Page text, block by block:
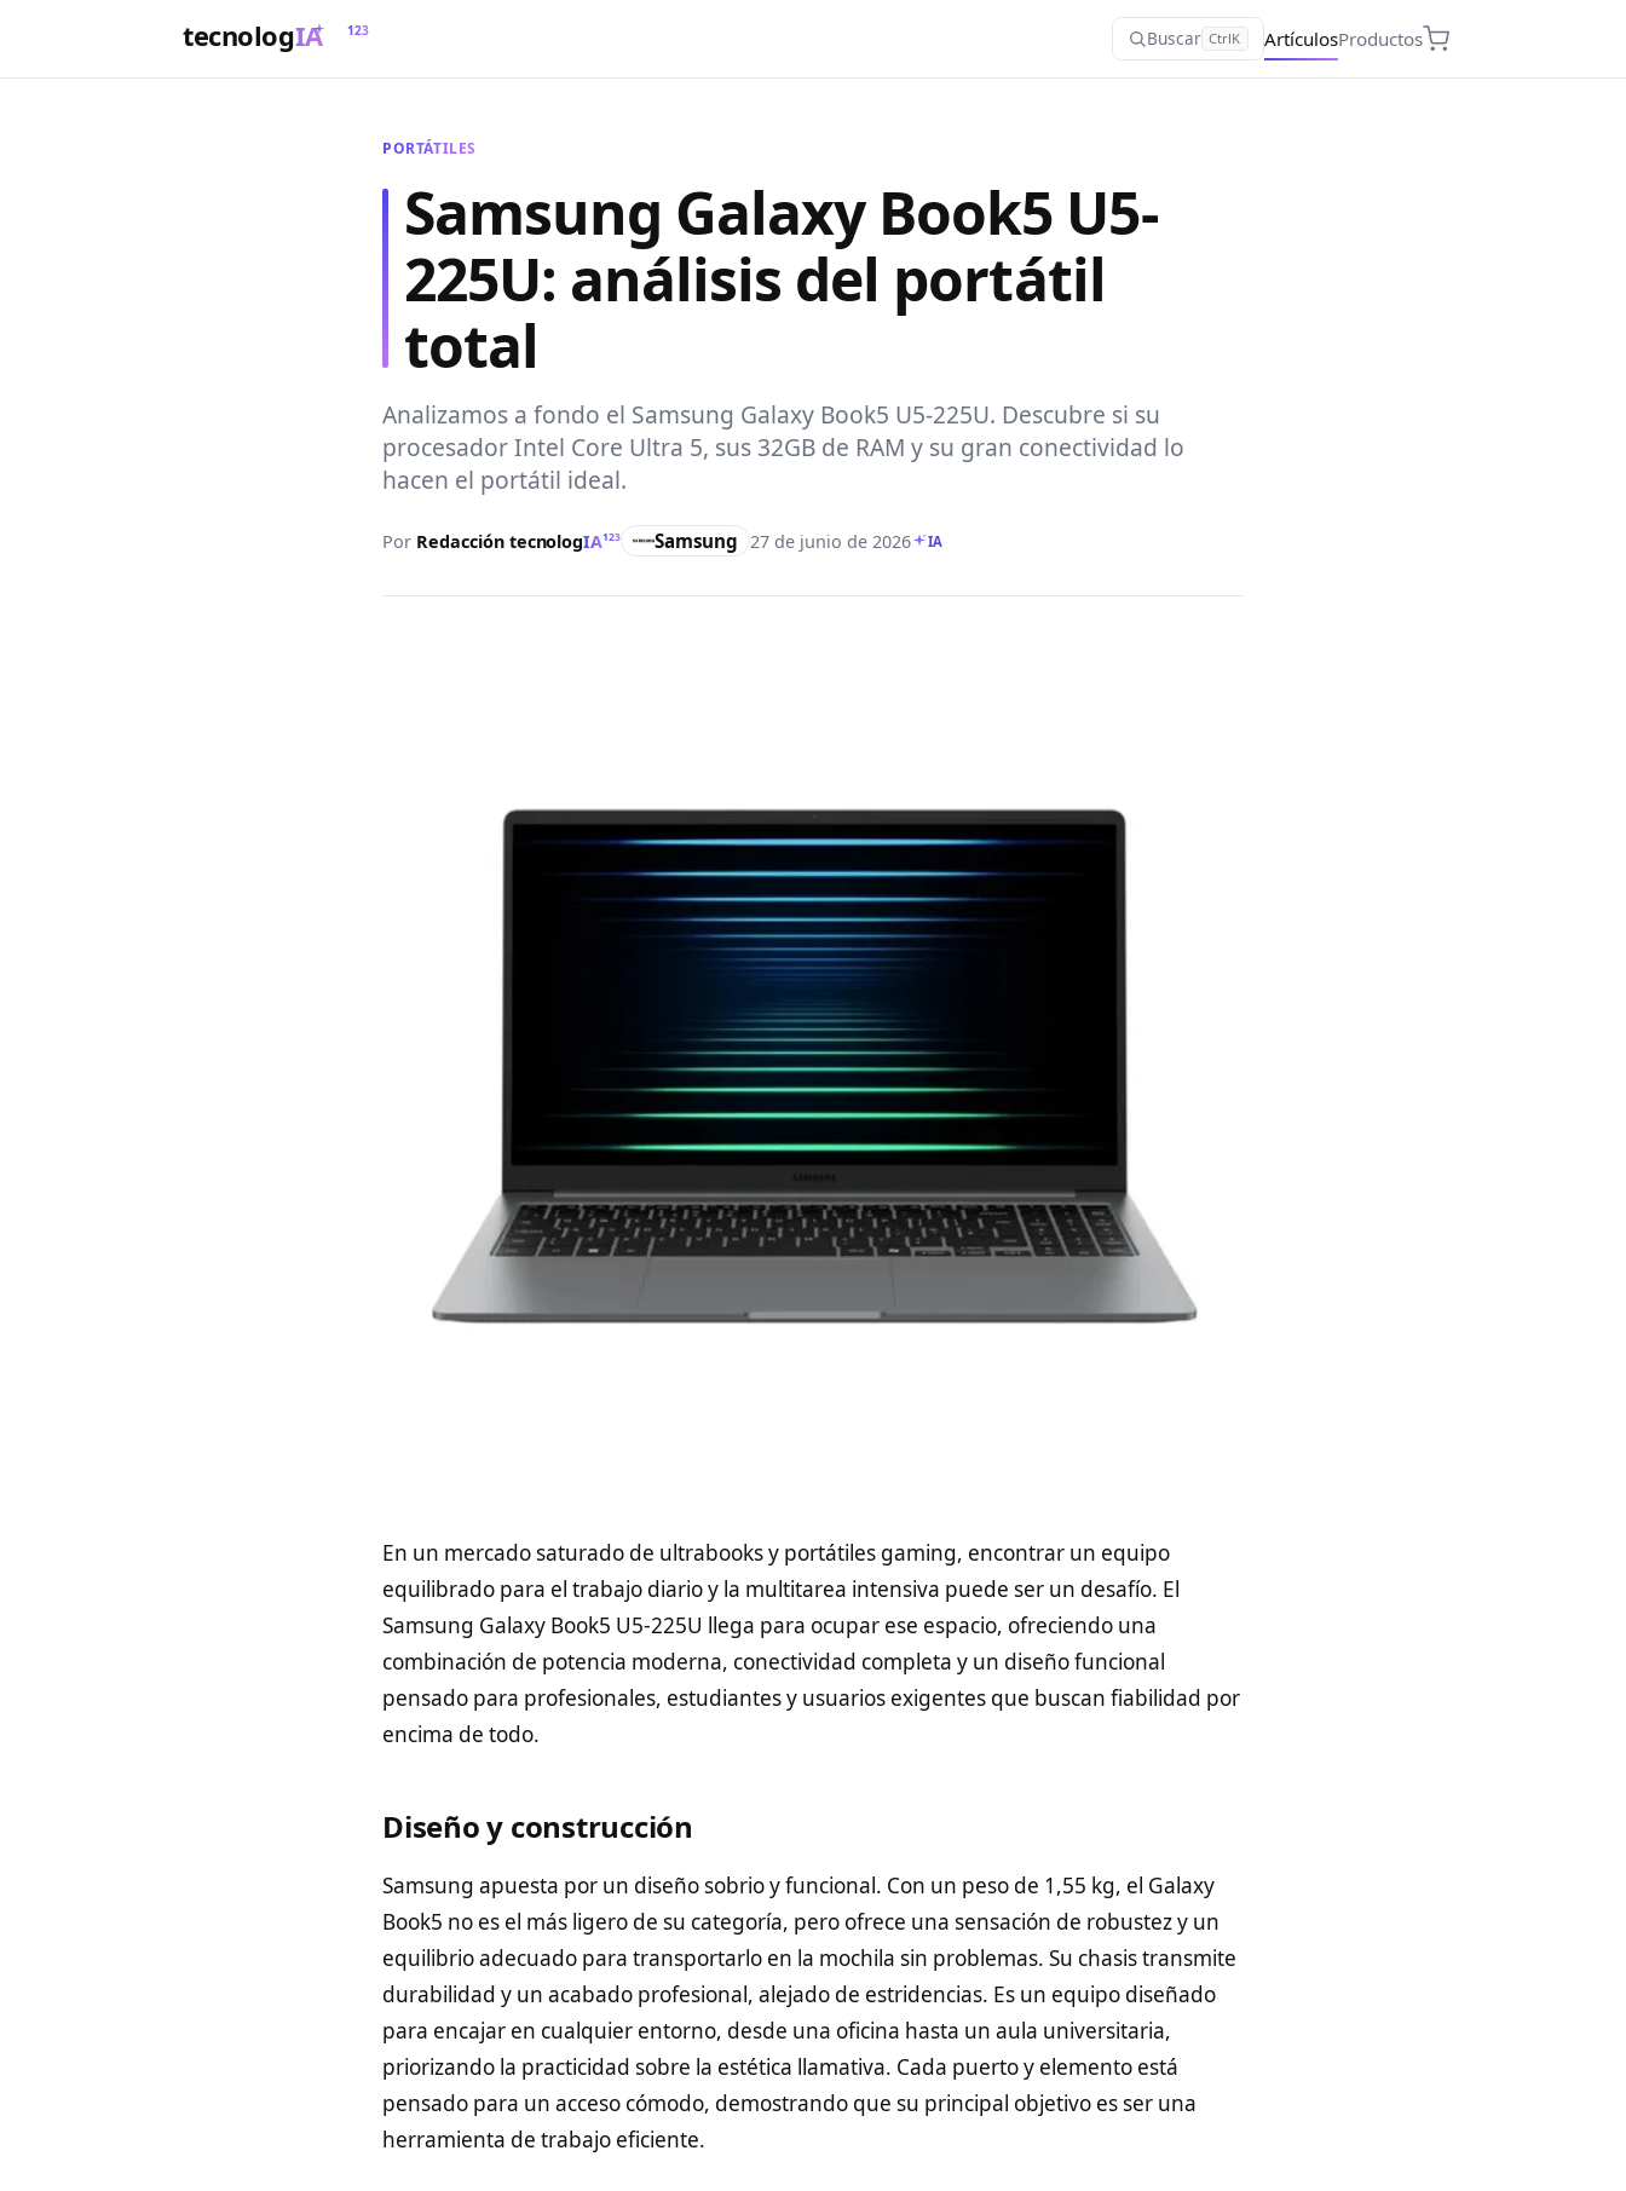
tecnologIA 123 Buscar CtrlK ArtículosProductos
PORTÁTILES
Samsung Galaxy Book5 U5-
225U: análisis del portátil
total
Analizamos a fondo el Samsung Galaxy Book5 U5-225U. Descubre si su
procesador Intel Core Ultra 5, sus 32GB de RAM y su gran conectividad lo
hacen el portátil ideal.
Por Redacción tecnologIA123 Samsung 27 de junio de 2026 IA
En un mercado saturado de ultrabooks y portátiles gaming, encontrar un equipo
equilibrado para el trabajo diario y la multitarea intensiva puede ser un desafío. El
Samsung Galaxy Book5 U5-225U llega para ocupar ese espacio, ofreciendo una
combinación de potencia moderna, conectividad completa y un diseño funcional
pensado para profesionales, estudiantes y usuarios exigentes que buscan fiabilidad por
encima de todo.
Diseño y construcción
Samsung apuesta por un diseño sobrio y funcional. Con un peso de 1,55 kg, el Galaxy
Book5 no es el más ligero de su categoría, pero ofrece una sensación de robustez y un
equilibrio adecuado para transportarlo en la mochila sin problemas. Su chasis transmite
durabilidad y un acabado profesional, alejado de estridencias. Es un equipo diseñado
para encajar en cualquier entorno, desde una oficina hasta un aula universitaria,
priorizando la practicidad sobre la estética llamativa. Cada puerto y elemento está
pensado para un acceso cómodo, demostrando que su principal objetivo es ser una
herramienta de trabajo eficiente.